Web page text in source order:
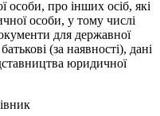
особи, про інших осіб, які
особи, у тому числі
для державної
(за наявності), дані
юридичної